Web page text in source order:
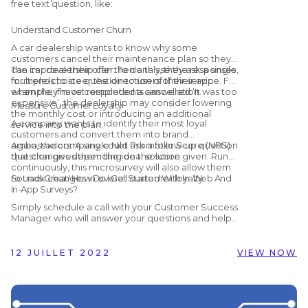
free text question, like:
Thank you! How can we make the
booking process easier?
Understand Customer Churn
A car dealership wants to know why some
customers cancel their maintenance plan so they
can improve their offer. To do this, they ask a single,
multiple-choice question to users of their app
when they have completed a cancellation.
The car dealership can then analyse the responses
for trends to steer the direction of their service. For
example, if most respondents answered ‘It was too
expensive’, the dealership may consider lowering
the monthly cost or introducing an additional
service into the plan.
Measure Customer Loyalty
A company wants to identify their most loyal
customers and convert them into brand
ambassadors. A single Net Promoter Score (NPS)
question gives them the ideal solution.
Again, the company could ask a follow-up question
that changes depending on the score given. Run
continuously, this microsurvey will also allow them
to track changes in overall customer loyalty.
Sounds Great! How Do I Get Started With In-Web And
In-App Surveys?
Simply schedule a call with your Customer Success
Manager who will answer your questions and help
find out more, you can schedule a
12 JUILLET 2022 VIEW NOW